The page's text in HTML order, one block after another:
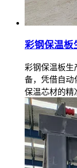
彩钢保温板
彩钢保温板生
备，凭借自动
保温芯材的